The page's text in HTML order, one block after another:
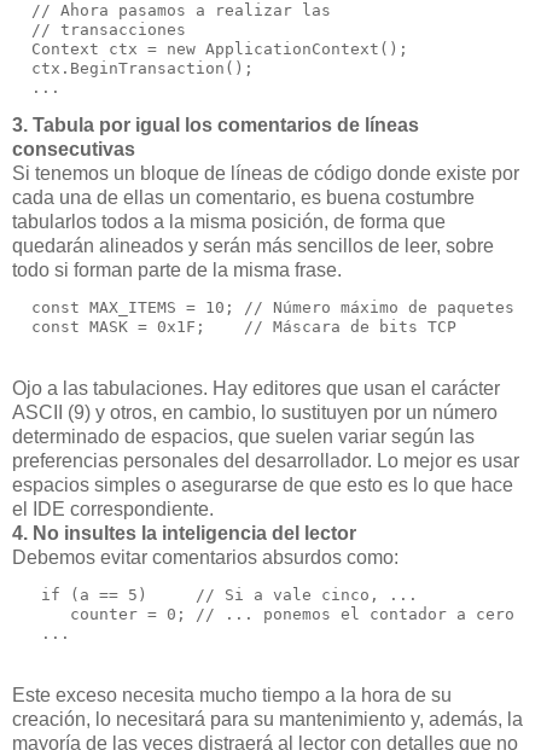
  // Ahora pasamos a realizar las
  // transacciones
  Context ctx = new ApplicationContext();
  ctx.BeginTransaction();
  ...
3. Tabula por igual los comentarios de líneas
consecutivas
Si tenemos un bloque de líneas de código donde existe por
cada una de ellas un comentario, es buena costumbre
tabularlos todos a la misma posición, de forma que
quedarán alineados y serán más sencillos de leer, sobre
todo si forman parte de la misma frase.
  const MAX_ITEMS = 10; // Número máximo de paquetes
  const MASK = 0x1F;    // Máscara de bits TCP
Ojo a las tabulaciones. Hay editores que usan el carácter
ASCII (9) y otros, en cambio, lo sustituyen por un número
determinado de espacios, que suelen variar según las
preferencias personales del desarrollador. Lo mejor es usar
espacios simples o asegurarse de que esto es lo que hace
el IDE correspondiente.
4. No insultes la inteligencia del lector
Debemos evitar comentarios absurdos como:
   if (a == 5)     // Si a vale cinco, ...
      counter = 0; // ... ponemos el contador a cero
   ...
Este exceso necesita mucho tiempo a la hora de su
creación, lo necesitará para su mantenimiento y, además, la
mayoría de las veces distraerá al lector con detalles que no